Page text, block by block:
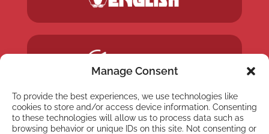
Manage Consent
To provide the best experiences, we use technologies like
cookies to store and/or access device information. Consenting
to these technologies will allow us to process data such as
browsing behavior or unique IDs on this site. Not consenting or